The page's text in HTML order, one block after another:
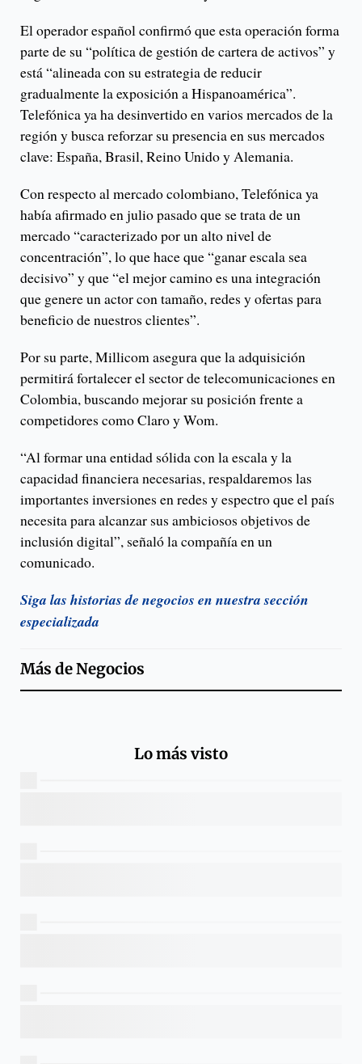
El operador español confirmó que esta operación forma
parte de su “política de gestión de cartera de activos” y
está “alineada con su estrategia de reducir
gradualmente la exposición a Hispanoamérica”.
Telefónica ya ha desinvertido en varios mercados de la
región y busca reforzar su presencia en sus mercados
clave: España, Brasil, Reino Unido y Alemania.
Con respecto al mercado colombiano, Telefónica ya
había afirmado en julio pasado que se trata de un
mercado “caracterizado por un alto nivel de
concentración”, lo que hace que “ganar escala sea
decisivo” y que “el mejor camino es una integración
que genere un actor con tamaño, redes y ofertas para
beneficio de nuestros clientes”.
Por su parte, Millicom asegura que la adquisición
permitirá fortalecer el sector de telecomunicaciones en
Colombia, buscando mejorar su posición frente a
competidores como Claro y Wom.
“Al formar una entidad sólida con la escala y la
capacidad financiera necesarias, respaldaremos las
importantes inversiones en redes y espectro que el país
necesita para alcanzar sus ambiciosos objetivos de
inclusión digital”, señaló la compañía en un
comunicado.
Siga las historias de negocios en nuestra sección
especializada
Más deNegocios
Lo más visto